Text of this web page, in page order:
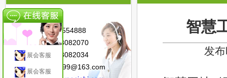
联系人：陈 星
手 机：13683554888
电 话：010-88082070
传 真：010-88082034
邮 箱：sunny.99@163.com
智慧
发
展会客服
展会客服